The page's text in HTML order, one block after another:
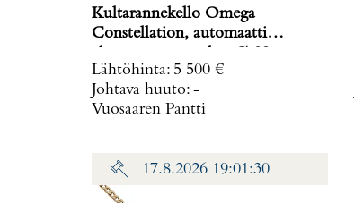
Kultarannekello Omega
Constellation, automaatti
rannekkeen Ø 58-62cm, käytön
jälkiä ja lasissa naarmuja, 750br,
Paino: 71,2 g
Lähtöhinta: 5 500 €
Johtava huuto: -
Vuosaaren Pantti
17.8.2026 19:01:30